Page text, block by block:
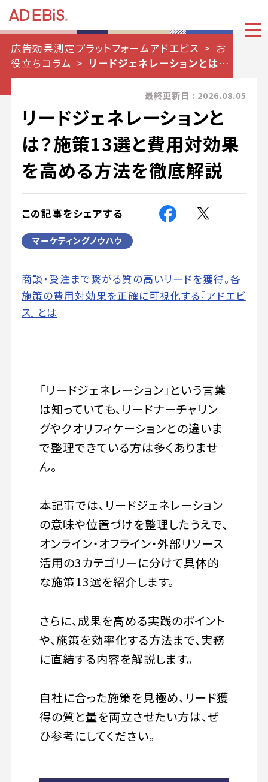
広告効果測定プラットフォームアドエビス
お
役立ちコラム
リードジェネレーションとは？
施策13選と費用対効果を高める方法を徹底解
説
最終更新日 : 2026.08.05
リードジェネレーションと
は？施策13選と費用対効果
を高める方法を徹底解説
この記事をシェアする
マーケティングノウハウ
商談・受注まで繋がる質の高いリードを獲得。各
施策の費用対効果を正確に可視化する『アドエビ
ス』とは
「リードジェネレーション」という言葉
は知っていても、リードナーチャリン
グやクオリフィケーションとの違いま
で整理できている方は多くありませ
ん。
本記事では、リードジェネレーション
の意味や位置づけを整理したうえで、
オンライン・オフライン・外部リソース
活用の3カテゴリーに分けて具体的
な施策13選を紹介します。
さらに、成果を高める実践のポイント
や、施策を効率化する方法まで、実務
に直結する内容を解説します。
自社に合った施策を見極め、リード獲
得の質と量を両立させたい方は、ぜ
ひ参考にしてください。